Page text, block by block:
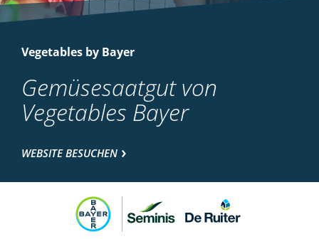
Vegetables by Bayer
Gemüsesaatgut von
Vegetables Bayer
WEBSITE BESUCHEN